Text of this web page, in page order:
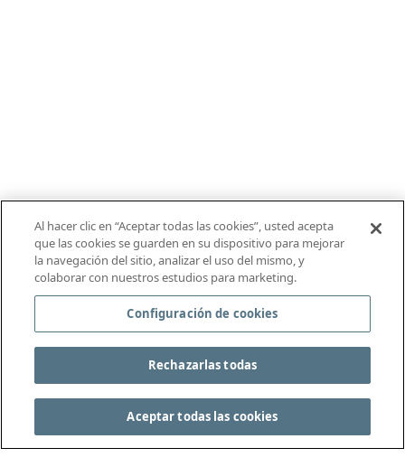
Al hacer clic en “Aceptar todas las cookies”, usted acepta
que las cookies se guarden en su dispositivo para mejorar
la navegación del sitio, analizar el uso del mismo, y
colaborar con nuestros estudios para marketing.
Configuración de cookies
Rechazarlas todas
Aceptar todas las cookies